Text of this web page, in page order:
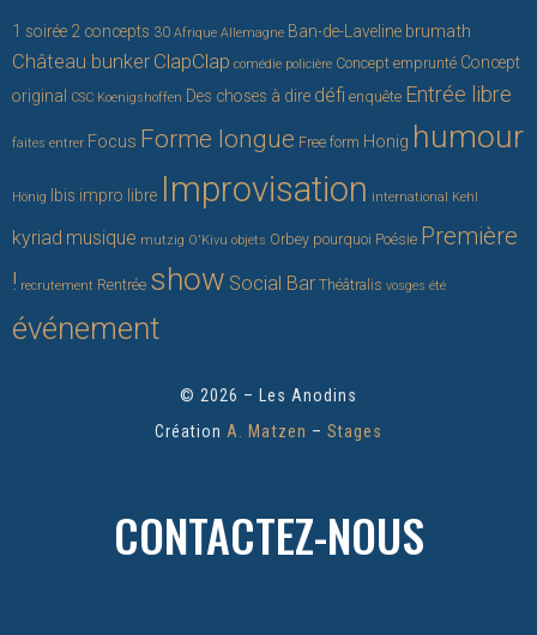
1 soirée 2 concepts 30 Afrique Allemagne Ban-de-Laveline brumath
Château bunker ClapClap comédie policière Concept emprunté Concept
original
CSC Koenigshoffen Des choses à dire défi enquête Entrée libre
faites entrer Focus Forme longue Free form Honig humour
Hönig Ibis impro libre Improvisation international Kehl
kyriad musique mutzig O'Kivu objets Orbey pourquoi Poésie Première
! recrutement Rentrée show Social Bar Théâtralis vosges été
événement
© 2026 – Les Anodins
Création A. Matzen – Stages
CONTACTEZ-NOUS